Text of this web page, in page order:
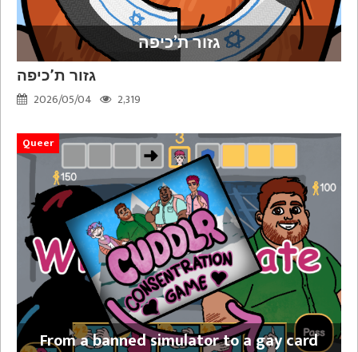
גזור ת’כיפה
גזור ת’כיפה
2026/05/04
2,319
Queer
From a banned simulator to a gay card